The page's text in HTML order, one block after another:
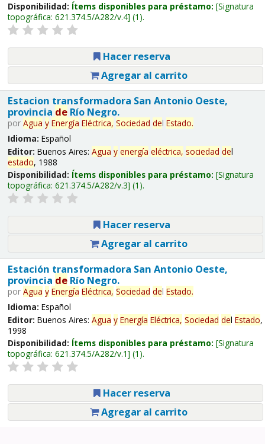
Disponibilidad: Ítems disponibles para préstamo: Signatura
topográfica: 621.374.5/A282/v.4 (1).
Hacer reserva
Agregar al carrito
Estacion transformadora San Antonio Oeste,
provincia deRío Negro.
por Agua y Energía Eléctrica, Sociedad del Estado.
Idioma: Español
Editor: Buenos Aires: Agua y energía eléctrica, sociedad del
estado, 1988
Disponibilidad: Ítems disponibles para préstamo: Signatura
topográfica: 621.374.5/A282/v.3 (1).
Hacer reserva
Agregar al carrito
Estación transformadora San Antonio Oeste,
provincia deRío Negro.
por Agua y Energía Eléctrica, Sociedad del Estado.
Idioma: Español
Editor: Buenos Aires: Agua y Energía Eléctrica, Sociedad del Estado,
1998
Disponibilidad: Ítems disponibles para préstamo: Signatura
topográfica: 621.374.5/A282/v.1 (1).
Hacer reserva
Agregar al carrito